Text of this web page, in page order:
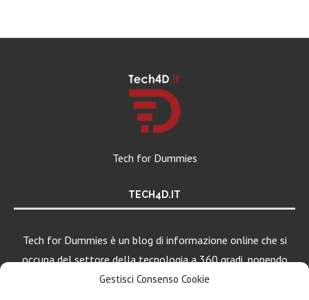
Gestisci Consenso Cookie
Tech for Dummies
TECH4D.IT
Tech for Dummies è un blog di informazione online che si
occupa del settore della tecnologia a 360 gradi, ponendo
una particolare attenzione al mondo Android, Apple e